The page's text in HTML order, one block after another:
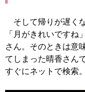
そして帰りが遅く
「月がきれいですね
さん。そのときは意
てしまった晴香さん
すぐにネットで検索。